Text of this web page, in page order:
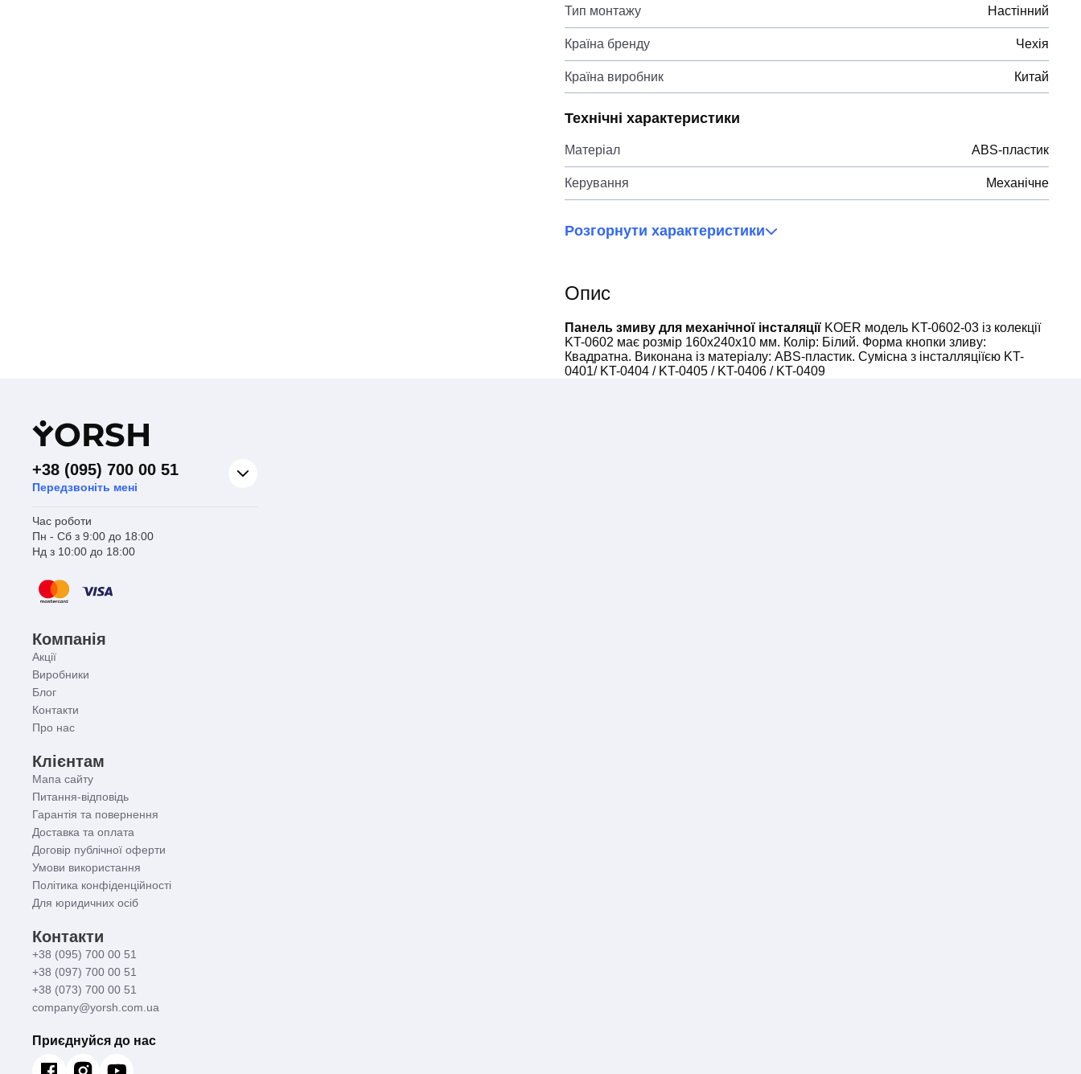
Тип монтажу Настінний
Країна бренду Чехія
Країна виробник Китай
Технічні характеристики
Матеріал ABS-пластик
Керування Механічне
Розгорнути характеристики
Опис
Панель змиву для механічної інсталяції KOER модель KT-0602-03 із колекції
KT-0602 має розмір 160x240x10 мм. Колір: Білий. Форма кнопки зливу:
Квадратна. Виконана із матеріалу: ABS-пластик. Сумісна з інсталляціїєю KT-
0401/ KT-0404 / KT-0405 / KT-0406 / KT-0409
YORSH
+38 (095) 700 00 51
Передзвоніть мені
Час роботи
Пн - Сб з 9:00 до 18:00
Нд з 10:00 до 18:00
Компанія
Акції
Виробники
Блог
Контакти
Про нас
Клієнтам
Мапа сайту
Питання-відповідь
Гарантія та повернення
Доставка та оплата
Договір публічної оферти
Умови використання
Політика конфіденційності
Для юридичних осіб
Контакти
+38 (095) 700 00 51
+38 (097) 700 00 51
+38 (073) 700 00 51
company@yorsh.com.ua
Приєднуйся до нас